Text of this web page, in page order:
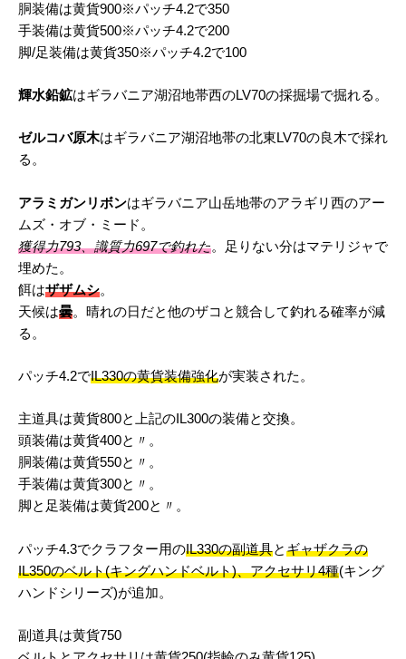
胴装備は黄貨900※パッチ4.2で350
手装備は黄貨500※パッチ4.2で200
脚/足装備は黄貨350※パッチ4.2で100
輝水鉛鉱はギラバニア湖沼地帯西のLV70の採掘場で掘れる。
ゼルコバ原木はギラバニア湖沼地帯の北東LV70の良木で採れ
る。
アラミガンリボンはギラバニア山岳地帯のアラギリ西のアー
ムズ・オブ・ミード。
獲得力793、識質力697で釣れた。足りない分はマテリジャで
埋めた。
餌はザザムシ。
天候は曇。晴れの日だと他のザコと競合して釣れる確率が減
る。
パッチ4.2でIL330の黄貨装備強化が実装された。
主道具は黄貨800と上記のIL300の装備と交換。
頭装備は黄貨400と〃。
胴装備は黄貨550と〃。
手装備は黄貨300と〃。
脚と足装備は黄貨200と〃。
パッチ4.3でクラフター用のIL330の副道具とギャザクラの
IL350のベルト(キングハンドベルト)、アクセサリ4種(キング
ハンドシリーズ)が追加。
副道具は黄貨750